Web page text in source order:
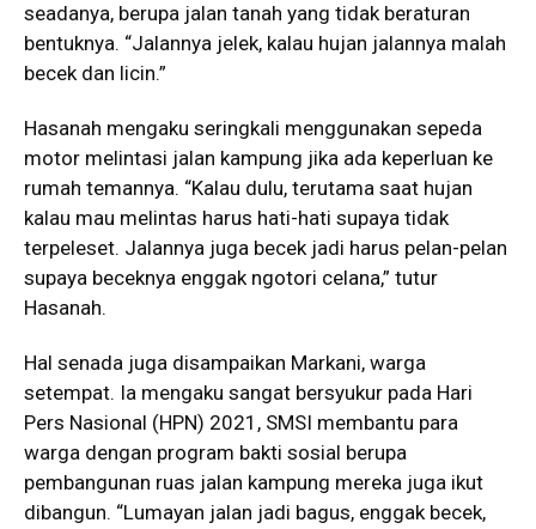
seadanya, berupa jalan tanah yang tidak beraturan
bentuknya. “Jalannya jelek, kalau hujan jalannya malah
becek dan licin.”
Hasanah mengaku seringkali menggunakan sepeda
motor melintasi jalan kampung jika ada keperluan ke
rumah temannya. “Kalau dulu, terutama saat hujan
kalau mau melintas harus hati-hati supaya tidak
terpeleset. Jalannya juga becek jadi harus pelan-pelan
supaya beceknya enggak ngotori celana,” tutur
Hasanah.
Hal senada juga disampaikan Markani, warga
setempat. Ia mengaku sangat bersyukur pada Hari
Pers Nasional (HPN) 2021, SMSI membantu para
warga dengan program bakti sosial berupa
pembangunan ruas jalan kampung mereka juga ikut
dibangun. “Lumayan jalan jadi bagus, enggak becek,